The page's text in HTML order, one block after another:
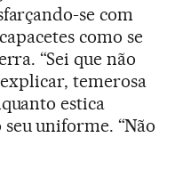
se com
como se
“Sei que não
temerosa
estica
uniforme. “Não